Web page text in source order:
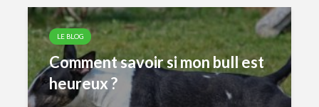
LE BLOG
Comment savoir si mon bull est
heureux ?